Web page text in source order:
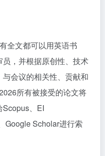
全文都可以用英语书
，并根据原创性、技术
会议的相关性、贡献和
所有被接受的论文将
、EI
Google Scholar进行索